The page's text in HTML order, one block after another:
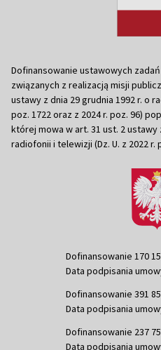
Dofinansowanie ustawowych
związanych z realizacją misji
ustawy z dnia 29 grudnia 1992 r. o
poz. 1722 oraz z 2024 r. poz. 96)
której mowa w art. 31 ust. 2 ustawy
radiofonii i telewizji (Dz. U. z 2022 r.
Dofinansowanie 170
Data podpisania
Dofinansowanie 391
Data podpisania
Dofinansowanie 237
Data podpisania